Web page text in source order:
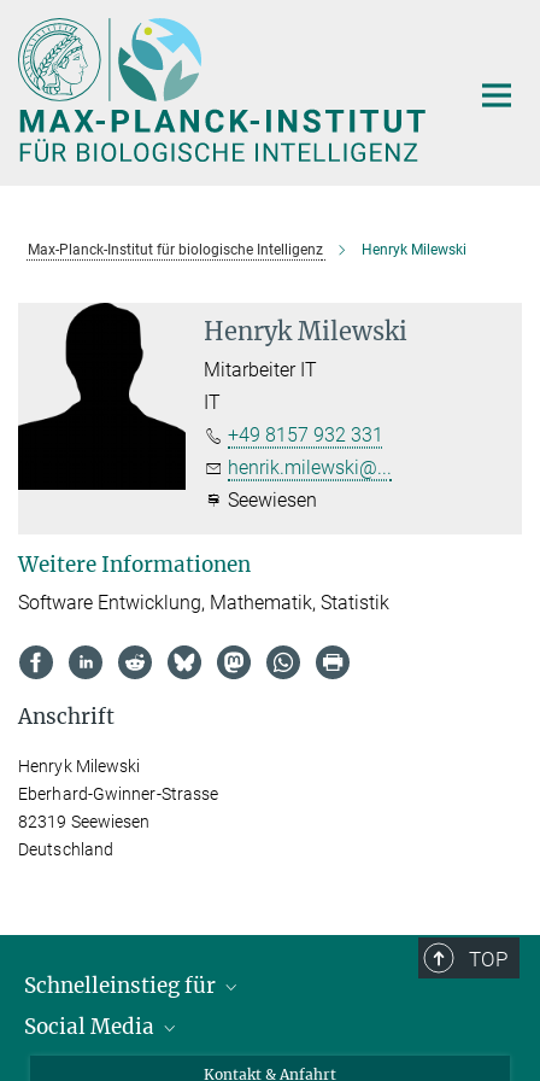
Hauptinhalt
Max-Planck-Institut für biologische Intelligenz Henryk Milewski
Henryk Milewski
Mitarbeiter IT
IT
+49 8157 932 331
henrik.milewski@...
Seewiesen
Weitere Informationen
Software Entwicklung, Mathematik, Statistik
Anschrift
Henryk Milewski
Eberhard-Gwinner-Strasse
82319 Seewiesen
Deutschland
TOP
Schnelleinstieg für
Journalist*innen
Social Media
Kontakt & Anfahrt